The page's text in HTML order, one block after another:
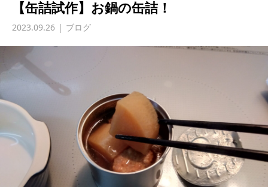
【缶詰試作】お鍋の缶詰！
2023.09.26 ブログ